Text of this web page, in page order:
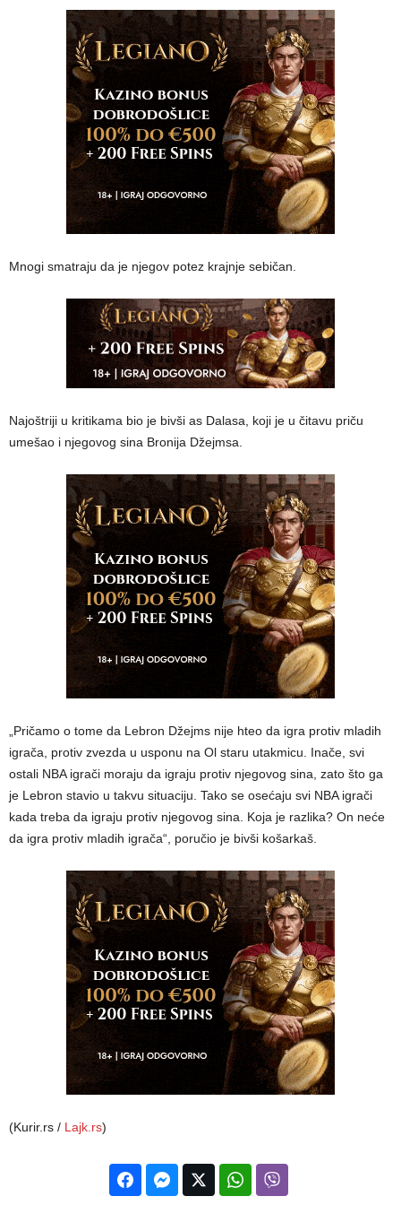
Mnogi smatraju da je njegov potez krajnje sebičan.
Najoštriji u kritikama bio je bivši as Dalasa, koji je u čitavu priču
umešao i njegovog sina Bronija Džejmsa.
„Pričamo o tome da Lebron Džejms nije hteo da igra protiv mladih
igrača, protiv zvezda u usponu na Ol staru utakmicu. Inače, svi
ostali NBA igrači moraju da igraju protiv njegovog sina, zato što ga
je Lebron stavio u takvu situaciju. Tako se osećaju svi NBA igrači
kada treba da igraju protiv njegovog sina. Koja je razlika? On neće
da igra protiv mladih igrača“, poručio je bivši košarkaš.
(Kurir.rs / Lajk.rs)